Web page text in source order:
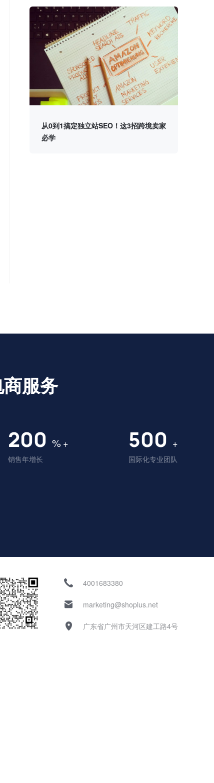
从0到1搞定独立站SEO！这3招跨境卖家
必学
服务
200 % +
销售年增长
500 +
国际化专业团队
4001683380
marketing@shoplus.net
广东省广州市天河区建工路4号